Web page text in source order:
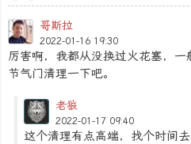
哥斯拉
2022-01-16 19:30
厉害啊，我都从没换过火花塞，一
节气门清理一下吧。
老狼
2022-01-17 09:40
这个清理有点高端，找个时间